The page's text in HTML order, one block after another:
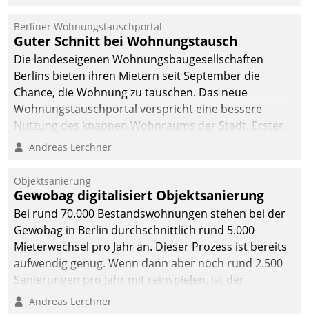
Berliner Wohnungstauschportal
Guter Schnitt bei Wohnungstausch
Die landeseigenen Wohnungsbaugesellschaften
Berlins bieten ihren Mietern seit September die
Chance, die Wohnung zu tauschen. Das neue
Wohnungstauschportal verspricht eine bessere
Nutzung des knappen Wohnraums der Stadt. Erster
Anwendungsfall für Datatrains Lösung API-Hub mit
Unternehmen.
Andreas Lerchner
Objektsanierung
Gewobag digitalisiert Objektsanierung
Bei rund 70.000 Bestandswohnungen stehen bei der
Gewobag in Berlin durchschnittlich rund 5.000
Mieterwechsel pro Jahr an. Dieser Prozess ist bereits
aufwendig genug. Wenn dann aber noch rund 2.500
Sanierungen pro Jahr mit reinspielen, ist der
Betreuungs- und Organisationsaufwand immens. Im
Andreas Lerchner